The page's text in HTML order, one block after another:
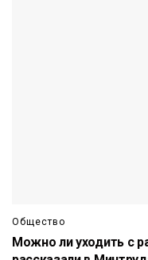
Общество
Можно ли уходить с